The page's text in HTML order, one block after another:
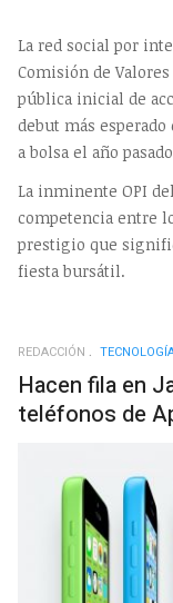
La red social por
Comisión de
pública inicial de
debut más
a bolsa el año
La inminente OPI
competencia entre
prestigio que
fiesta bursátil.
REDACCIÓN
Hacen fila en
teléfonos de